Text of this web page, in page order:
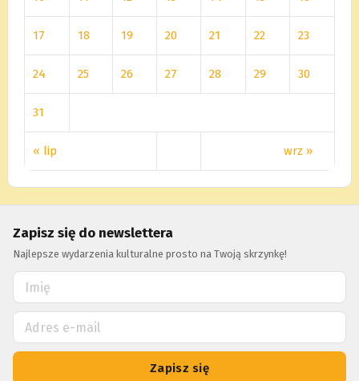
« lip wrz »
17 18 19 20 21 22 23
24 25 26 27 28 29 30
31
Zapisz się do newslettera
Najlepsze wydarzenia kulturalne prosto na Twoją skrzynkę!
Zapisz się